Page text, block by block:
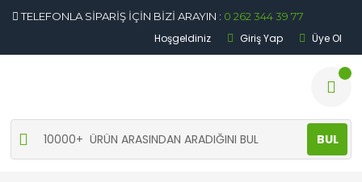
TELEFONLA SİPARİŞ İÇİN BİZİ ARAYIN : 0 262 344 39 77
Hoşgeldiniz Giriş Yap Üye Ol
BUL